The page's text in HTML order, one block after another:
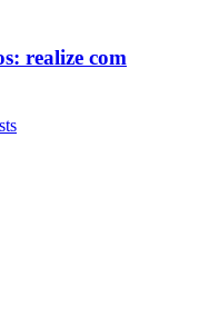
realize com